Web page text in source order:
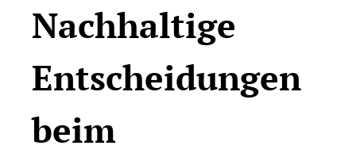
Nachhaltige
Entscheidungen
beim